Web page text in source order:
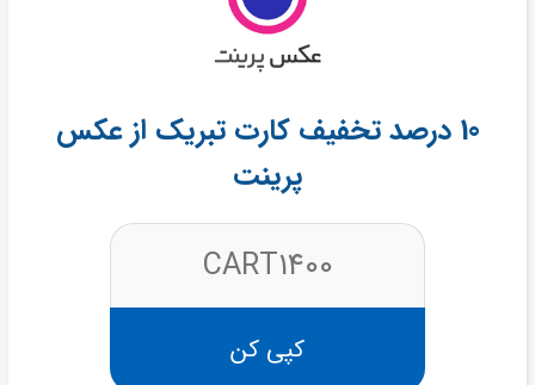
10 درصد تخفیف کارت تبریک از عکس
پرینت
CART1400
کپی کن